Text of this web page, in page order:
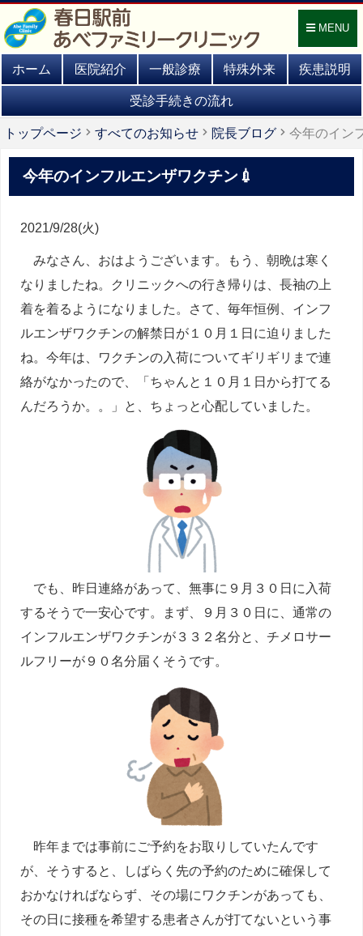
MENU
ホーム 医院紹介 一般診療 特殊外来 疾患説明
受診手続きの流れ
トップページ すべてのお知らせ 院長ブログ 今年のイン
今年のインフルエンザワクチン💉
2021/9/28(火)
みなさん、おはようございます。もう、朝晩は寒く
なりましたね。クリニックへの行き帰りは、長袖の上
着を着るようになりました。さて、毎年恒例、インフ
ルエンザワクチンの解禁日が１０月１日に迫りました
ね。今年は、ワクチンの入荷についてギリギリまで連
絡がなかったので、「ちゃんと１０月１日から打てる
んだろうか。。」と、ちょっと心配していました。
でも、昨日連絡があって、無事に９月３０日に入荷
するそうで一安心です。まず、９月３０日に、通常の
インフルエンザワクチンが３３２名分と、チメロサー
ルフリーが９０名分届くそうです。
昨年までは事前にご予約をお取りしていたんです
が、そうすると、しばらく先の予約のために確保して
おかなければならず、その場にワクチンがあっても、
その日に接種を希望する患者さんが打てないという事